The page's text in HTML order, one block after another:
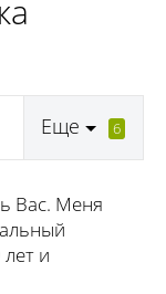
Еще 6
Вас. Меня
и